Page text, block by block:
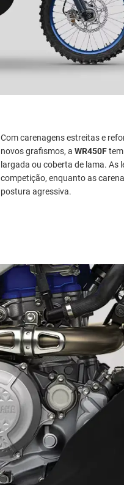
Com carenagens estreitas e
novos grafismos, a WR450F
largada ou coberta de lama.
competição, enquanto as
postura agressiva.